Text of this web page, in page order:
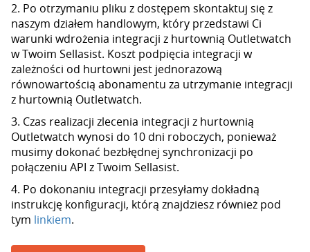
2. Po otrzymaniu pliku z dostępem skontaktuj się z
naszym działem handlowym, który przedstawi Ci
warunki wdrożenia integracji z hurtownią Outletwatch
w Twoim Sellasist. Koszt podpięcia integracji w
zależności od hurtowni jest jednorazową
równowartością abonamentu za utrzymanie integracji
z hurtownią Outletwatch.
3. Czas realizacji zlecenia integracji z hurtownią
Outletwatch wynosi do 10 dni roboczych, ponieważ
musimy dokonać bezbłędnej synchronizacji po
połączeniu API z Twoim Sellasist.
4. Po dokonaniu integracji przesyłamy dokładną
instrukcję konfiguracji, którą znajdziesz również pod
tym linkiem.